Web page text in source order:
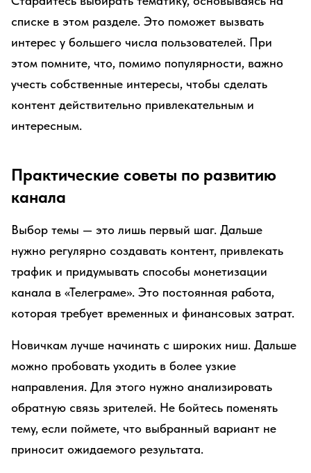
списке в этом разделе. Это поможет вызвать
интерес у большего числа пользователей. При
этом помните, что, помимо популярности, важно
учесть собственные интересы, чтобы сделать
контент действительно привлекательным и
интересным.
Практические советы по развитию
канала
Выбор темы — это лишь первый шаг. Дальше
нужно регулярно создавать контент, привлекать
трафик и придумывать способы монетизации
канала в «Телеграме». Это постоянная работа,
которая требует временных и финансовых затрат.
Новичкам лучше начинать с широких ниш. Дальше
можно пробовать уходить в более узкие
направления. Для этого нужно анализировать
обратную связь зрителей. Не бойтесь поменять
тему, если поймете, что выбранный вариант не
приносит ожидаемого результата.